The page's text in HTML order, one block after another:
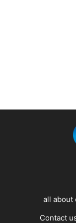
all about
Contact